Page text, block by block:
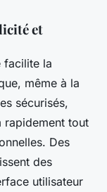
et
facilite la
même à la
sécurisés,
rapidement tout
Des
des
utilisateur